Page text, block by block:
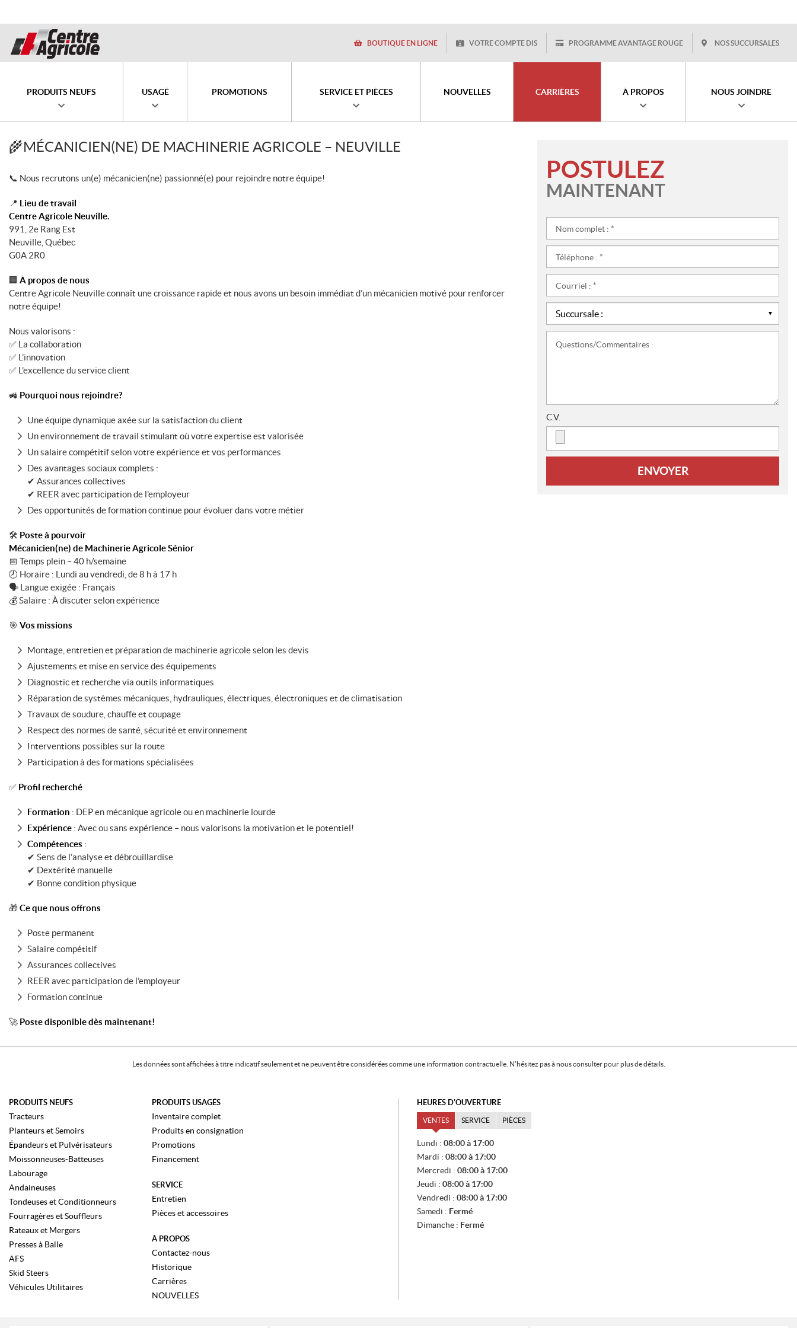
BOUTIQUE EN LIGNE VOTRE COMPTE DIS PROGRAMME AVANTAGE ROUGE NOS SUCCURSALES
PRODUITS NEUFS USAGÉ PROMOTIONS SERVICE ET PIÈCES NOUVELLES CARRIÈRES À PROPOS NOUS JOINDRE
🌾MÉCANICIEN(NE) DE MACHINERIE AGRICOLE – NEUVILLE
📞 Nous recrutons un(e) mécanicien(ne) passionné(e) pour rejoindre notre équipe!
📍 Lieu de travail
Centre Agricole Neuville.
991, 2e Rang Est
Neuville, Québec
G0A 2R0
🏢 À propos de nous
Centre Agricole Neuville connaît une croissance rapide et nous avons un besoin immédiat d’un mécanicien motivé pour renforcer
notre équipe!
Nous valorisons :
✅ La collaboration
✅ L’innovation
✅ L’excellence du service client
🚜 Pourquoi nous rejoindre?
Une équipe dynamique axée sur la satisfaction du client
Un environnement de travail stimulant où votre expertise est valorisée
Un salaire compétitif selon votre expérience et vos performances
Des avantages sociaux complets :
✔ Assurances collectives
✔ REER avec participation de l’employeur
Des opportunités de formation continue pour évoluer dans votre métier
🛠️ Poste à pourvoir
Mécanicien(ne) de Machinerie Agricole Sénior
📅 Temps plein – 40 h/semaine
🕗 Horaire : Lundi au vendredi, de 8 h à 17 h
🗣️ Langue exigée : Français
💰 Salaire : À discuter selon expérience
🎯 Vos missions
Montage, entretien et préparation de machinerie agricole selon les devis
Ajustements et mise en service des équipements
Diagnostic et recherche via outils informatiques
Réparation de systèmes mécaniques, hydrauliques, électriques, électroniques et de climatisation
Travaux de soudure, chauffe et coupage
Respect des normes de santé, sécurité et environnement
Interventions possibles sur la route
Participation à des formations spécialisées
✅ Profil recherché
Formation : DEP en mécanique agricole ou en machinerie lourde
Expérience : Avec ou sans expérience – nous valorisons la motivation et le potentiel!
Compétences :
✔ Sens de l’analyse et débrouillardise
✔ Dextérité manuelle
✔ Bonne condition physique
🎁 Ce que nous offrons
Poste permanent
Salaire compétitif
Assurances collectives
REER avec participation de l’employeur
Formation continue
🚀 Poste disponible dès maintenant!
POSTULEZ
MAINTENANT
complet
:
*
*Succursale
*
C.V.
Les données sont affichées à titre indicatif seulement et ne peuvent être considérées comme une information contractuelle. N'hésitez pas à nous consulter pour plus de détails.
PRODUITS NEUFS
Tracteurs
Planteurs et Semoirs
Épandeurs et Pulvérisateurs
Moissonneuses-Batteuses
Labourage
Andaineuses
Tondeuses et Conditionneurs
Fourragères et Souffleurs
Rateaux et Mergers
Presses à Balle
AFS
Skid Steers
Véhicules Utilitaires
PRODUITS USAGÉS
Inventaire complet
Produits en consignation
Promotions
Financement
SERVICE
Entretien
Pièces et accessoires
À PROPOS
Contactez-nous
Historique
Carrières
NOUVELLES
HEURES D'OUVERTURE
VENTES SERVICE PIÈCES
V
E
N
T
E
S
Lundi : 08:00 à 17:00
Mardi : 08:00 à 17:00
Mercredi : 08:00 à 17:00
Jeudi : 08:00 à 17:00
Vendredi : 08:00 à 17:00
Samedi : Fermé
Dimanche : Fermé